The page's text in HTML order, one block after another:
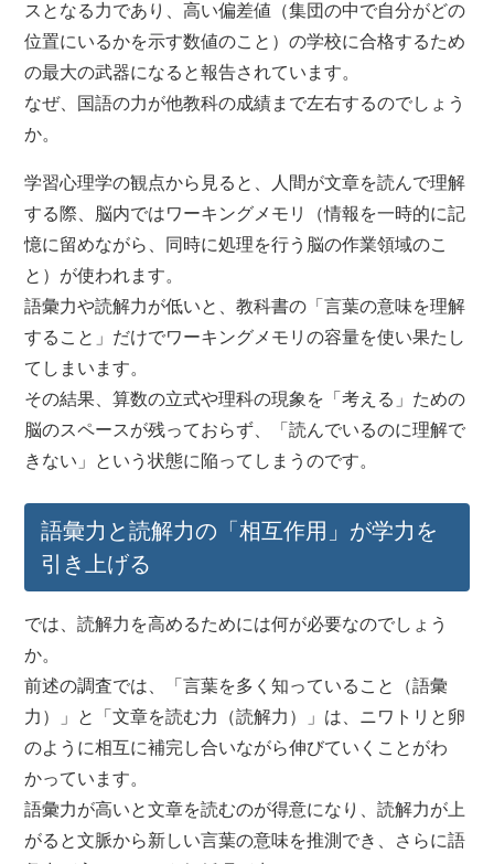
スとなる力であり、高い偏差値（集団の中で自分がどの
位置にいるかを示す数値のこと）の学校に合格するため
の最大の武器になると報告されています。
なぜ、国語の力が他教科の成績まで左右するのでしょう
か。
学習心理学の観点から見ると、人間が文章を読んで理解
する際、脳内ではワーキングメモリ（情報を一時的に記
憶に留めながら、同時に処理を行う脳の作業領域のこ
と）が使われます。
語彙力や読解力が低いと、教科書の「言葉の意味を理解
すること」だけでワーキングメモリの容量を使い果たし
てしまいます。
その結果、算数の立式や理科の現象を「考える」ための
脳のスペースが残っておらず、「読んでいるのに理解で
きない」という状態に陥ってしまうのです。
語彙力と読解力の「相互作用」が学力を
引き上げる
では、読解力を高めるためには何が必要なのでしょう
か。
前述の調査では、「言葉を多く知っていること（語彙
力）」と「文章を読む力（読解力）」は、ニワトリと卵
のように相互に補完し合いながら伸びていくことがわ
かっています。
語彙力が高いと文章を読むのが得意になり、読解力が上
がると文脈から新しい言葉の意味を推測でき、さらに語